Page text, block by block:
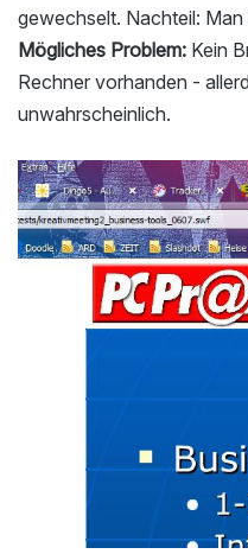
gewechselt. Nachteil:
Mögliches Problem: Kein
Rechner vorhanden -
unwahrscheinlich.